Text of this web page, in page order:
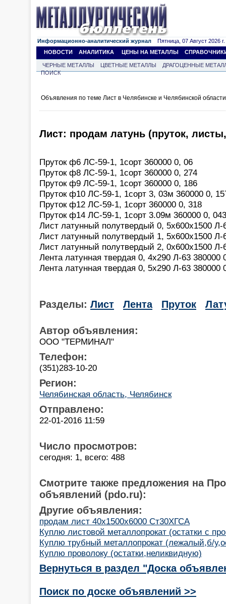
Информационно-аналитический журнал Пятница, 07 Август 2026 г.
НОВОСТИ
АНАЛИТИКА ЦЕНЫ НА МЕТАЛЛЫ
ЧЕРНЫЕ МЕТАЛЛЫ ЦВЕТНЫЕ МЕТАЛЛЫ
ДРАГОЦЕННЫЕ
ПОИСК
Объявления по теме Лист в Челябинске и Челябинской
Лист: продам латунь (пруток,
Пруток ф6 ЛС-59-1, 1сорт 360000 0, 06
Пруток ф8 ЛС-59-1, 1сорт 360000 0, 274
Пруток ф9 ЛС-59-1, 1сорт 360000 0, 186
Пруток ф10 ЛС-59-1, 1сорт 3, 03м 360000 0,
Пруток ф12 ЛС-59-1, 1сорт 360000 0, 318
Пруток ф14 ЛС-59-1, 1сорт 3.09м 360000 0, 043
Лист латунный полутвердый 0, 5х600х1500 Л-
Лист латунный полутвердый 1, 5х600х1500 Л-
Лист латунный полутвердый 2, 0х600х1500 Л-
Лента латунная твердая 0, 4х290 Л-63 380000
Лента латунная твердая 0, 5х290 Л-63 380000
Разделы: Лист Лента Пруток
Автор объявления:
OOO "ТЕРМИНАЛ"
Телефон:
(351)283-10-20
Регион:
Челябинская область, Челябинск
Отправлено:
22-01-2016 11:59
Число просмотров:
сегодня: 1, всего: 488
Смотрите также предложения на
объявлений (pdo.ru):
Другие объявления:
продам лист 40х1500х6000 Ст30ХГСА
Куплю листовой металлопрокат (остатки с
Куплю трубный металлопрокат (лежалый,б/
Куплю проволоку (остатки,неликвидную)
Вернуться в раздел "Доска
Поиск по доске объявлений >>